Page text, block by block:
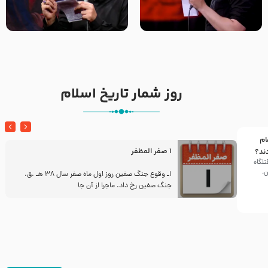
تک ، عبّاس، صاحب دل‌هاست –
حاج حنیف طاهری – عزاداری شب
من غلام نوکراتم من عاشق
کربلاتم – شور زمینه – شب هفتم
روز شمار تاریخ اسلام
1 صفر المظفر
1ـ وقوع جنگ صفین روز اول ماه صفر سال 38 هـ .ق.
جنگ صفین رخ داد. ماجرا از آن جا